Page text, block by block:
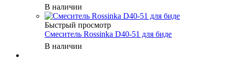
В наличии
Быстрый просмотр
Смеситель Rossinka D40-51 для биде
В наличии